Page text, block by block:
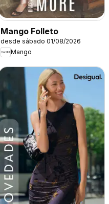
Mango Folleto
desde sábado 01/08/2026
Mango